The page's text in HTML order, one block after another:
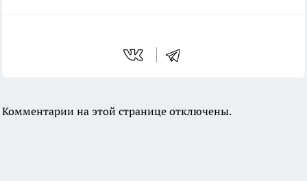
Комментарии на этой странице отключены.